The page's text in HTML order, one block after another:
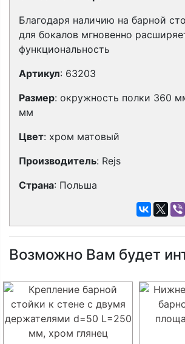
Благодаря наличию на барной
для бокалов мгновенно
функциональность
Артикул: 63203
Размер: окружность полки 360
мм
Цвет: хром матовый
Производитель: Rejs
Страна: Польша
Возможно Вам будет